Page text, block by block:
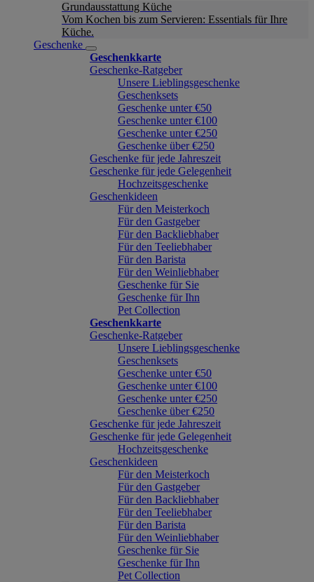
Grundausstattung Küche
Vom Kochen bis zum Servieren: Essentials für Ihre
Küche.
Geschenke
Geschenkkarte
Geschenke-Ratgeber
Unsere Lieblingsgeschenke
Geschenksets
Geschenke unter €50
Geschenke unter €100
Geschenke unter €250
Geschenke über €250
Geschenke für jede Jahreszeit
Geschenke für jede Gelegenheit
Hochzeitsgeschenke
Geschenkideen
Für den Meisterkoch
Für den Gastgeber
Für den Backliebhaber
Für den Teeliebhaber
Für den Barista
Für den Weinliebhaber
Geschenke für Sie
Geschenke für Ihn
Pet Collection
Geschenkkarte
Geschenke-Ratgeber
Unsere Lieblingsgeschenke
Geschenksets
Geschenke unter €50
Geschenke unter €100
Geschenke unter €250
Geschenke über €250
Geschenke für jede Jahreszeit
Geschenke für jede Gelegenheit
Hochzeitsgeschenke
Geschenkideen
Für den Meisterkoch
Für den Gastgeber
Für den Backliebhaber
Für den Teeliebhaber
Für den Barista
Für den Weinliebhaber
Geschenke für Sie
Geschenke für Ihn
Pet Collection